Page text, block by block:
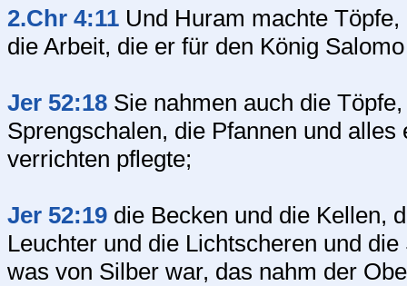
2.Chr 4:11 Und Huram machte
die Arbeit, die er für den König
Jer 52:18 Sie nahmen auch die
Sprengschalen, die Pfannen und
verrichten pflegte;
Jer 52:19 die Becken und die Kellen,
Leuchter und die Lichtscheren und
was von Silber war, das nahm der